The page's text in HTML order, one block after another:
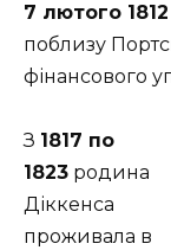
7 лютого 1812
поблизу
фінансового
З 1817 по
1823 родина
Діккенса
проживала в